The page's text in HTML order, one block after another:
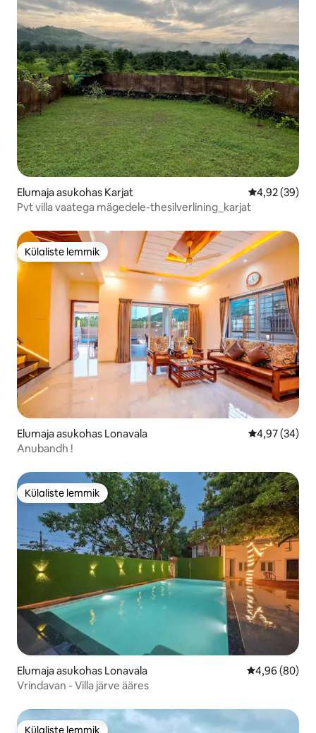
Elumaja asukohas Karjat Keskmine
4,92 (39)
Pvt villa vaatega mägedele-thesilverlining_karjat
Külaliste lemmik
Külaliste lemmik
Elumaja asukohas Lonavala Keskmine
4,97 (34)
Anubandh !
Külaliste lemmik
Külaliste lemmik
Elumaja asukohas Lonavala Keskmine
4,96 (80)
Vrindavan - Villa järve ääres
Külaliste lemmik